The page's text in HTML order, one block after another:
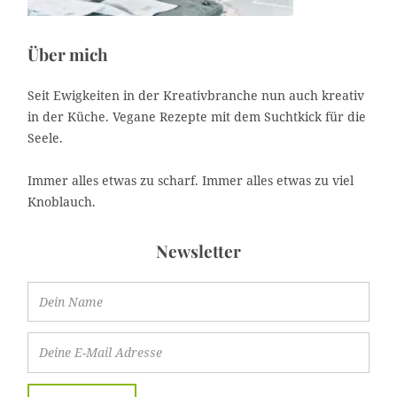
Über mich
Seit Ewigkeiten in der Kreativbranche nun auch kreativ
in der Küche. Vegane Rezepte mit dem Suchtkick für die
Seele.
Immer alles etwas zu scharf. Immer alles etwas zu viel
Knoblauch.
Newsletter